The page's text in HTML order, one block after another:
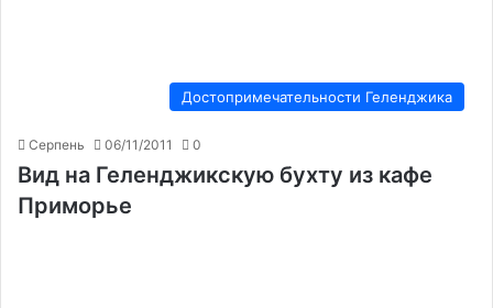
Достопримечательности Геленджика
Серпень 06/11/2011 0
Вид на Геленджикскую бухту из кафе
Приморье